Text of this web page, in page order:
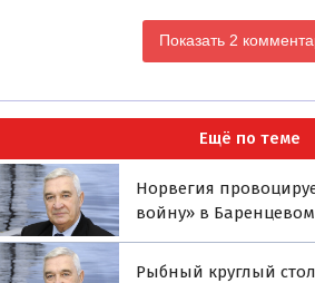
Показать 2
Ещё по теме
Норвегия
войну» в
Рыбный круглый